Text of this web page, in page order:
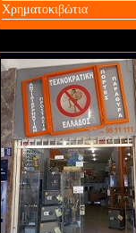
Χρηματοκιβώτια